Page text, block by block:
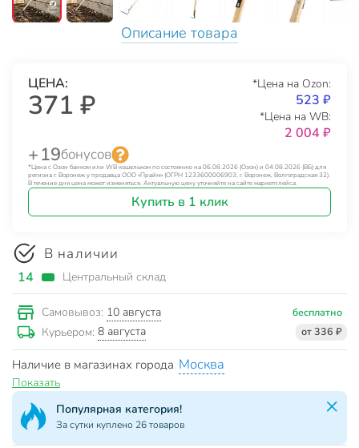
Описание товара
ЦЕНА:
371 ₽
*Цена на Ozon:
523 ₽
*Цена на WB:
2 004 ₽
+ 19бонусов
*Цена с Озон банком или WB кошельком по состоянию на 06.08.2026 (Озон) и 04.08.2026 (ВБ) для
региона г. Воронеж у продавца ООО «Прайм» (ОГРН 1233600006903, г. Воронеж, Волгоградская 32).
В течение дня цена может изменяться. Актуальную цену уточняйте на сайте маркетплейса.
Купить в 1 клик
В наличии
14 Центральный склад
Самовывоз: 10 августа бесплатно
Курьером: 8 августа от 336 ₽
Наличие в магазинах города Москва
Показать
Популярная категория!
За сутки куплено 26 товаров